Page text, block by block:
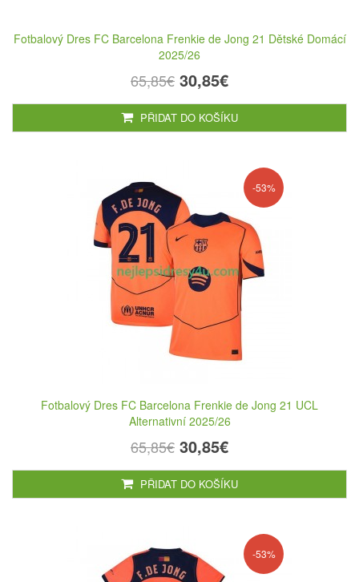
Fotbalový Dres FC Barcelona Frenkie de Jong 21 Dětské Domácí
2025/26
65,85€ 30,85€
PŘIDAT DO KOŠÍKU
-53%
Fotbalový Dres FC Barcelona Frenkie de Jong 21 UCL
Alternativní 2025/26
65,85€ 30,85€
PŘIDAT DO KOŠÍKU
-53%